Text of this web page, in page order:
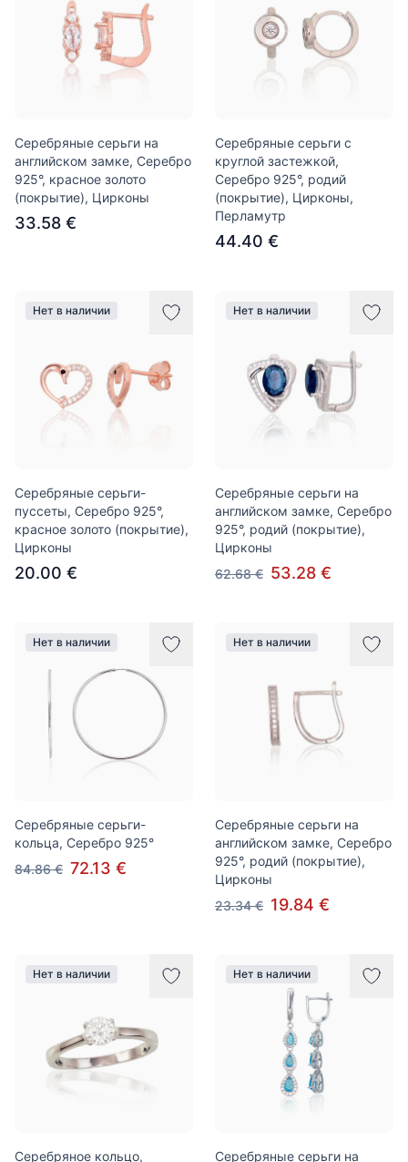
Серебряные серьги на
английском замке, Серебро
925°, красное золото
(покрытие), Цирконы
33.58 €
Серебряные серьги с
круглой застежкой,
Серебро 925°, родий
(покрытие), Цирконы,
Перламутр
44.40 €
Нет в наличии
Серебряные серьги-
пуссеты, Серебро 925°,
красное золото (покрытие),
Цирконы
20.00 €
Нет в наличии
Серебряные серьги на
английском замке, Серебро
925°, родий (покрытие),
Цирконы
62.68 € 53.28 €
Нет в наличии
Серебряные серьги-
кольца, Серебро 925°
84.86 € 72.13 €
Нет в наличии
Серебряные серьги на
английском замке, Серебро
925°, родий (покрытие),
Цирконы
23.34 € 19.84 €
Нет в наличии
Серебряное кольцо,
Нет в наличии
Серебряные серьги на